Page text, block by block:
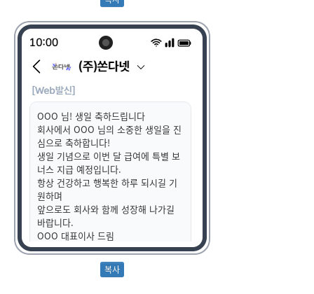
OOO 님! 생일 축하드립니다
회사에서 OOO 님의 소중한 생일을 진
심으로 축하합니다!
생일 기념으로 이번 달 급여에 특별 보
너스 지급 예정입니다.
항상 건강하고 행복한 하루 되시길 기
원하며
앞으로도 회사와 함께 성장해 나가길
바랍니다.
OOO 대표이사 드림